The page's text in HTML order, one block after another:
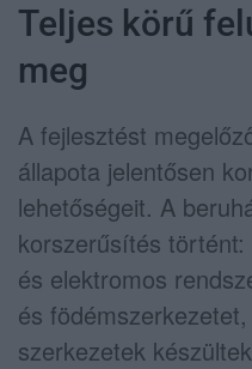
Teljes körű
meg
A fejlesztést
állapota jelentősen
lehetőségeit. A
korszerűsítés
és elektromos
és
szerkezetek